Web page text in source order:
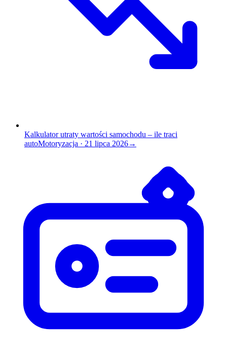
Kalkulator utraty wartości samochodu – ile traci
autoMotoryzacja · 21 lipca 2026→